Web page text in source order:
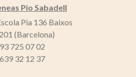
Pio Sabadell
Pia 136 Baixos
(Barcelona)
93 725 07 02
639 32 12 37